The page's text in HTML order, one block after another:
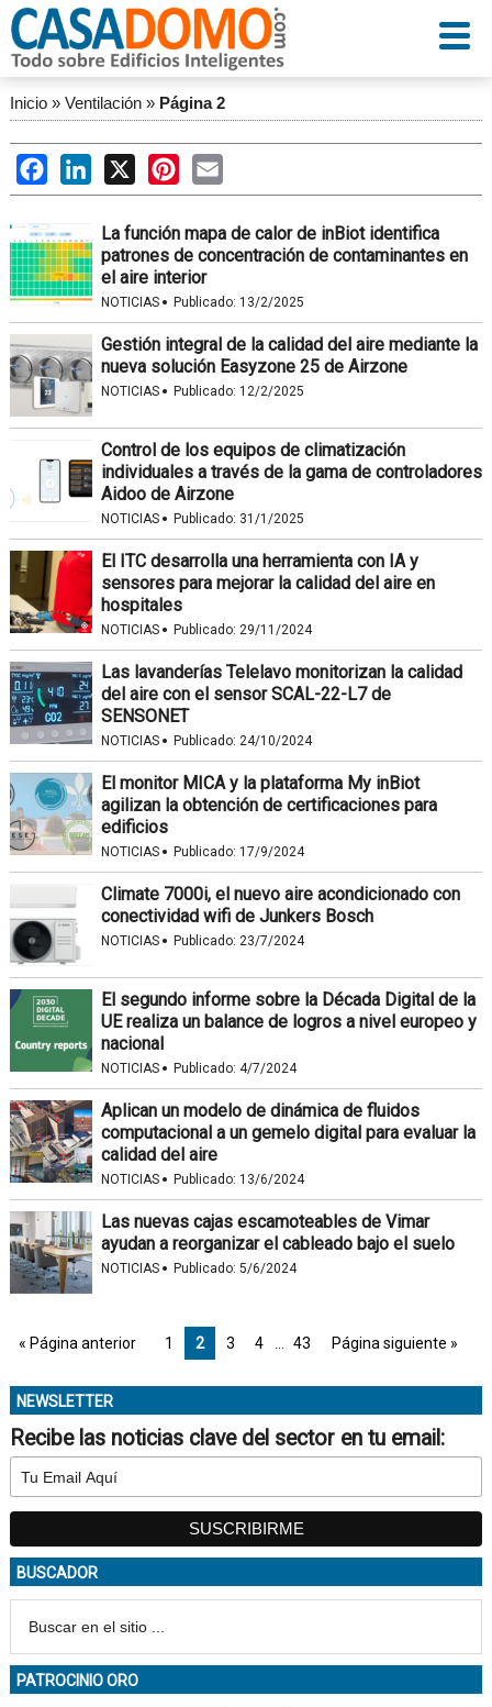
Inicio» Ventilación» Página 2
FacebookLinkedIn
X PinterestEmail
La función mapa de calor de inBiot identifica
patrones de concentración de contaminantes en
el aire interior
NOTICIAS · Publicado: 13/2/2025
Gestión integral de la calidad del aire mediante la
nueva solución Easyzone 25 de Airzone
NOTICIAS · Publicado: 12/2/2025
Control de los equipos de climatización
individuales a través de la gama de controladores
Aidoo de Airzone
NOTICIAS · Publicado: 31/1/2025
El ITC desarrolla una herramienta con IA y
sensores para mejorar la calidad del aire en
hospitales
NOTICIAS · Publicado: 29/11/2024
Las lavanderías Telelavo monitorizan la calidad
del aire con el sensor SCAL-22-L7 de
SENSONET
NOTICIAS · Publicado: 24/10/2024
El monitor MICA y la plataforma My inBiot
agilizan la obtención de certificaciones para
edificios
NOTICIAS · Publicado: 17/9/2024
Climate 7000i, el nuevo aire acondicionado con
conectividad wifi de Junkers Bosch
NOTICIAS · Publicado: 23/7/2024
El segundo informe sobre la Década Digital de la
UE realiza un balance de logros a nivel europeo y
nacional
NOTICIAS · Publicado: 4/7/2024
Aplican un modelo de dinámica de fluidos
computacional a un gemelo digital para evaluar la
calidad del aire
NOTICIAS · Publicado: 13/6/2024
Las nuevas cajas escamoteables de Vimar
ayudan a reorganizar el cableado bajo el suelo
NOTICIAS · Publicado: 5/6/2024
« Página anterior 1 2 3 4 43 Página siguiente »
NEWSLETTER
Recibe las noticias clave del sector en tu email:
BUSCADOR
PATROCINIO ORO